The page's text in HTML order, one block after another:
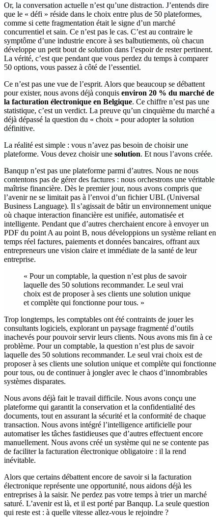
Or, la conversation actuelle n’est qu’une distraction. J’entends dire
que le « défi » réside dans le choix entre plus de 50 plateformes,
comme si cette fragmentation était le signe d’un marché
concurrentiel et sain. Ce n’est pas le cas. C’est au contraire le
symptôme d’une industrie encore à ses balbutiements, où chacun
développe un petit bout de solution dans l’espoir de rester pertinent.
La vérité, c’est que pendant que vous perdez du temps à comparer
50 options, vous passez à côté de l’essentiel.
Ce n’est pas une vue de l’esprit. Alors que beaucoup se débattent
pour exister, nous avons déjà conquis environ 20 % du marché de
la facturation électronique en Belgique. Ce chiffre n’est pas une
statistique, c’est un verdict. La preuve qu’un cinquième du marché a
déjà dépassé la question du « choix » pour adopter la solution
définitive.
La réalité est simple : vous n’avez pas besoin de choisir une
plateforme. Vous devez choisir une solution. Et nous l’avons créée.
Banqup n’est pas une plateforme parmi d’autres. Nous ne nous
contentons pas de gérer des factures : nous orchestrons une véritable
maîtrise financière. Dès le premier jour, nous avons compris que
l’avenir ne se limitait pas à l’envoi d’un fichier UBL (Universal
Business Language). Il s’agissait de bâtir un environnement unique
où chaque interaction financière est unifiée, automatisée et
intelligente. Pendant que d’autres cherchaient encore à envoyer un
PDF du point A au point B, nous développions un système reliant en
temps réel factures, paiements et données bancaires, offrant aux
entrepreneurs une vision claire et immédiate de la santé de leur
entreprise.
« Pour un comptable, la question n’est plus de savoir
laquelle des 50 solutions recommander. Le seul vrai
choix est de proposer à ses clients une solution unique
et complète qui fonctionne pour tous. »
Trop longtemps, les comptables ont été contraints de jouer les
consultants logiciels, explorant un paysage fragmenté d’outils
inachevés pour pouvoir servir leurs clients. Nous avons mis fin à ce
problème. Pour un comptable, la question n’est plus de savoir
laquelle des 50 solutions recommander. Le seul vrai choix est de
proposer à ses clients une solution unique et complète qui fonctionne
pour tous, ou de continuer à jongler avec le chaos d’innombrables
systèmes disparates.
Nous avons déjà fait le travail difficile. Nous avons conçu une
plateforme qui garantit la conservation et la confidentialité des
documents, tout en assurant la sécurité et la conformité de chaque
transaction. Nous avons intégré l’intelligence artificielle pour
automatiser les tâches fastidieuses que d’autres effectuent encore
manuellement. Nous avons créé un système qui ne se contente pas
de faciliter la facturation électronique obligatoire : il la rend
inévitable.
Alors que certains débattent encore de savoir si la facturation
électronique représente une opportunité, nous aidons déjà les
entreprises à la saisir. Ne perdez pas votre temps à trier un marché
saturé. L’avenir est là, et il est porté par Banqup. La seule question
qui reste est : à quelle vitesse allez-vous le rejoindre ?